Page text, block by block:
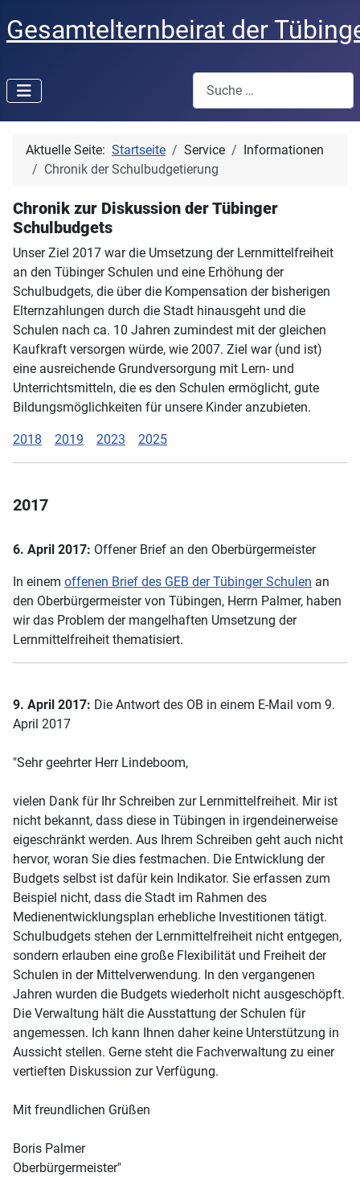
Gesamtelternbeirat der
Suchen
Aktuelle Seite: Startseite Service
Informationen
Chronik der Schulbudgetierung
Chronik zur Diskussion der Tübinger
Schulbudgets
Unser Ziel 2017 war die Umsetzung der Lernmittelfreiheit
an den Tübinger Schulen und eine Erhöhung der
Schulbudgets, die über die Kompensation der bisherigen
Elternzahlungen durch die Stadt hinausgeht und die
Schulen nach ca. 10 Jahren zumindest mit der gleichen
Kaufkraft versorgen würde, wie 2007. Ziel war (und ist)
eine ausreichende Grundversorgung mit Lern- und
Unterrichtsmitteln, die es den Schulen ermöglicht, gute
Bildungsmöglichkeiten für unsere Kinder anzubieten.
2018 2019 2023 2025
2017
6. April 2017: Offener Brief an den Oberbürgermeister
In einem offenen Brief des GEB der Tübinger Schulen an
den Oberbürgermeister von Tübingen, Herrn Palmer, haben
wir das Problem der mangelhaften Umsetzung der
Lernmittelfreiheit thematisiert.
9. April 2017: Die Antwort des OB in einem E-Mail vom 9.
April 2017
"Sehr geehrter Herr Lindeboom,
vielen Dank für Ihr Schreiben zur Lernmittelfreiheit. Mir ist
nicht bekannt, dass diese in Tübingen in irgendeinerweise
eigeschränkt werden. Aus Ihrem Schreiben geht auch nicht
hervor, woran Sie dies festmachen. Die Entwicklung der
Budgets selbst ist dafür kein Indikator. Sie erfassen zum
Beispiel nicht, dass die Stadt im Rahmen des
Medienentwicklungsplan erhebliche Investitionen tätigt.
Schulbudgets stehen der Lernmittelfreiheit nicht entgegen,
sondern erlauben eine große Flexibilität und Freiheit der
Schulen in der Mittelverwendung. In den vergangenen
Jahren wurden die Budgets wiederholt nicht ausgeschöpft.
Die Verwaltung hält die Ausstattung der Schulen für
angemessen. Ich kann Ihnen daher keine Unterstützung in
Aussicht stellen. Gerne steht die Fachverwaltung zu einer
vertieften Diskussion zur Verfügung.
Mit freundlichen Grüßen
Boris Palmer
Oberbürgermeister"